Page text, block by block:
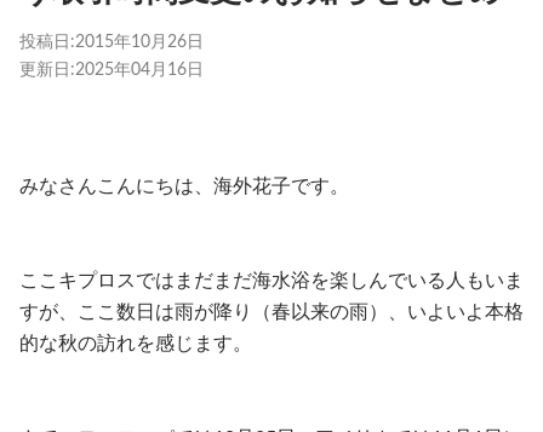
投稿日:2015年10月26日
更新日:2025年04月16日
みなさんこんにちは、海外花子です。
ここキプロスではまだまだ海水浴を楽しんでいる人もいま
すが、ここ数日は雨が降り（春以来の雨）、いよいよ本格
的な秋の訪れを感じます。